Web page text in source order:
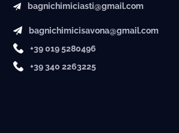
bagnichimiciasti@gmail.com
bagnichimicisavona@gmail.com
+39 019 5280496
+39 340 2263225